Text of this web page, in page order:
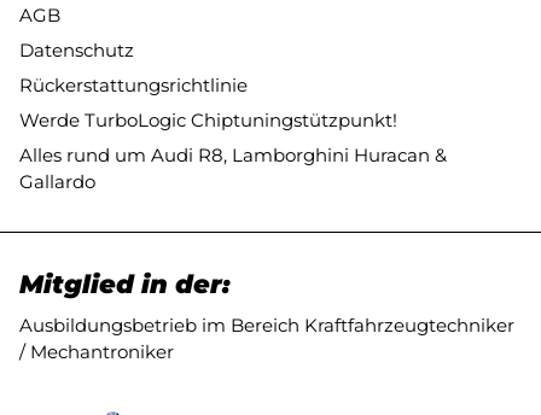
AGB
Datenschutz
Rückerstattungsrichtlinie
Werde TurboLogic Chiptuningstützpunkt!
Alles rund um Audi R8, Lamborghini Huracan &
Gallardo
Mitglied in der:
Ausbildungsbetrieb im Bereich Kraftfahrzeugtechniker
/ Mechantroniker